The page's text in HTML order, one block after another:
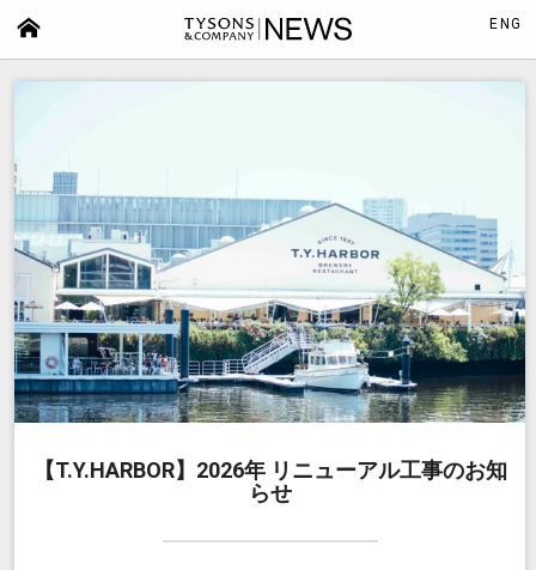
ENG
【T.Y.HARBOR】2026年 リニューアル工事のお知
らせ